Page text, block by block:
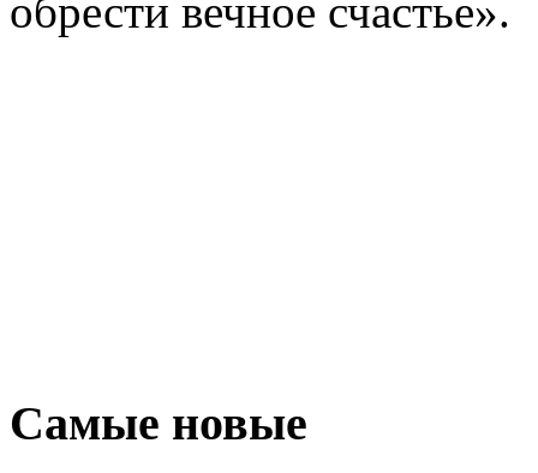
обрести вечное счастье».
Самые новые